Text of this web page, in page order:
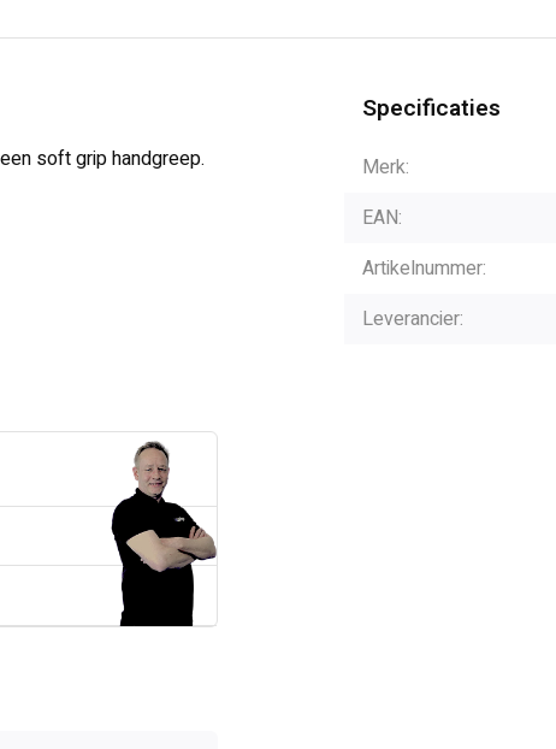
soft grip handgreep.
Specificaties
Merk:
EAN:
Artikelnummer:
Leverancier: